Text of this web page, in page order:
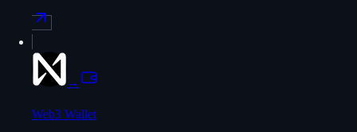
→
Web3 Wallet